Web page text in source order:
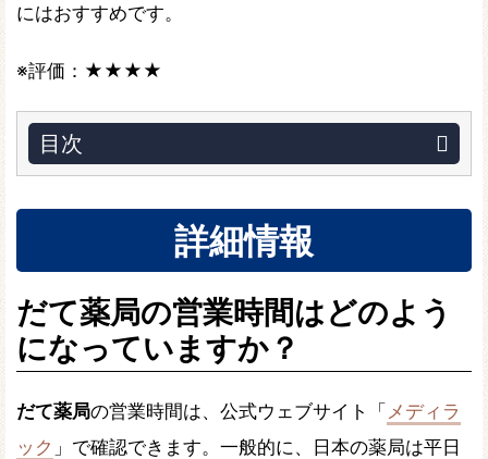
にはおすすめです。
※評価： ★★★★
目次
詳細情報
だて薬局の営業時間はどのよう
になっていますか？
だて薬局の営業時間は、公式ウェブサイト「 メディラ
ック 」で確認できます。一般的に、日本の薬局は平日